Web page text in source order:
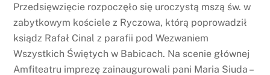
Przedsięwzięcie rozpoczęło się uroczystą mszą św. w
zabytkowym kościele z Ryczowa, którą poprowadził
ksiądz Rafał Cinal z parafii pod Wezwaniem
Wszystkich Świętych w Babicach. Na scenie głównej
Amfiteatru imprezę zainaugurowali pani Maria Siuda –